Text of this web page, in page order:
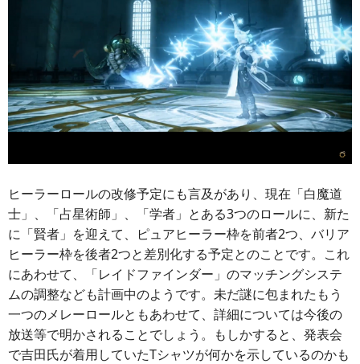
ヒーラーロールの改修予定にも言及があり、現在「白魔道
士」、「占星術師」、「学者」とある3つのロールに、新た
に「賢者」を迎えて、ピュアヒーラー枠を前者2つ、バリア
ヒーラー枠を後者2つと差別化する予定とのことです。これ
にあわせて、「レイドファインダー」のマッチングシステ
ムの調整なども計画中のようです。未だ謎に包まれたもう
一つのメレーロールともあわせて、詳細については今後の
放送等で明かされることでしょう。もしかすると、発表会
で吉田氏が着用していたTシャツが何かを示しているのかも